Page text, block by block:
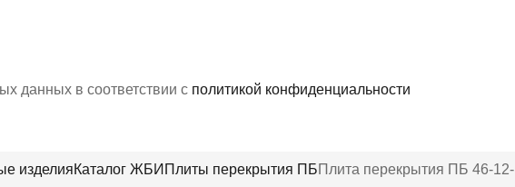
данных в соответствии с политикой конфиденциальности
изделияКаталог ЖБИ Плиты перекрытия ПБПлита перекрытия ПБ 46-